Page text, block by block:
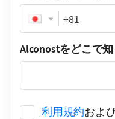
Phone
Alconostをどこで
利用規約およ